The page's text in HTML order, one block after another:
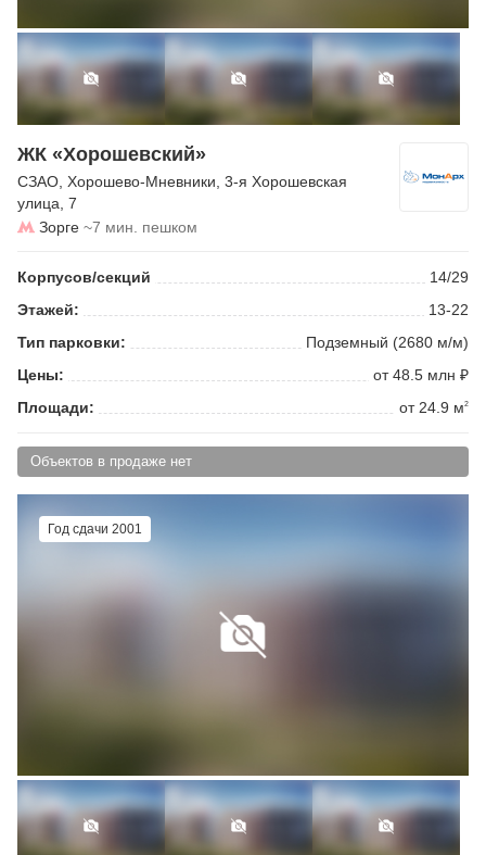
ЖК «Хорошевский»
СЗАО Хорошево-Мневники 3-я Хорошевская
улица , 7
Зорге ~7 мин. пешком
Корпусов/секций
14/29
Этажей:
13-22
Тип парковки:
Подземный (2680 м/м)
Цены:
от 48.5 млн ₽
Площади:
от 24.9 м2
Объектов в продаже нет
Год сдачи 2001